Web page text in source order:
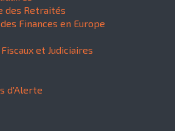
des Retraités
Finances en Europe
et Judiciaires
d'Alerte